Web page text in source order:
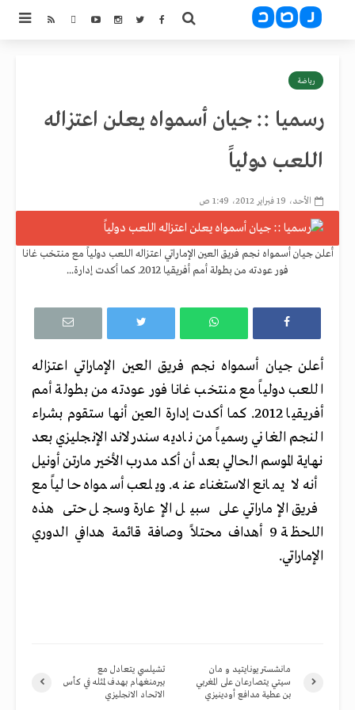
رياضة
رسميا :: جيان أسمواه يعلن اعتزاله
اللعب دولياً
الأحد، 19 فبراير 2012، 1:49 ص
أعلن جيان أسمواه نجم فريق العين الإماراتي اعتزاله اللعب دولياً مع منتخب غانا
فور عودته من بطولة أمم أفريقيا 2012. كما أكدت إدارة...
أعلن جيان أسمواه نجم فريق العين الإماراتي اعتزاله
اللعب دولياً مع منتخب غانا فور عودته من بطولة أمم
أفريقيا 2012. كما أكدت إدارة العين أنها ستقوم بشراء
النجم الغاني رسمياً من ناديه سندرلاند الإنجليزي بعد
نهاية الموسم الحالي بعد أن أكد مدرب الأخير مارتن أونيل
أنه لا يمانع الاستغناء عنه. ويلعب أسمواه حالياً مع
فريق الإماراتي على سبيل الإعارة وسجل حتى هذه
اللحظة 9 أهداف محتلاً وصافة قائمة هدافي الدوري
الإماراتي.
تشيلسي يتعادل مع
بيرمنغهام بهدف لمثله في كأس
الاتحاد الانجليزي
مانشستر يونايتيد و مان
سيتي يتصارعان على المغربي
بن عطية مدافع أودينيزي